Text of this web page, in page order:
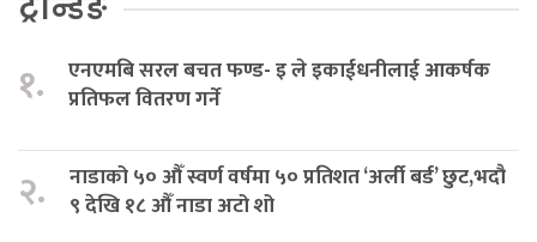
१.
एनएमबि सरल बचत फण्ड- इ ले इकाईधनीलाई आकर्षक
प्रतिफल वितरण गर्ने
२.
नाडाको ५० औँ स्वर्ण वर्षमा ५० प्रतिशत ‘अर्ली बर्ड’ छुट,भदौ
९ देखि १८ औँ नाडा अटो शो